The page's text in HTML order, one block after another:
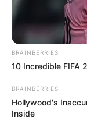
BRAINBERRIES
10 Incredible FIFA
BRAINBERRIES
Hollywood's
Inside